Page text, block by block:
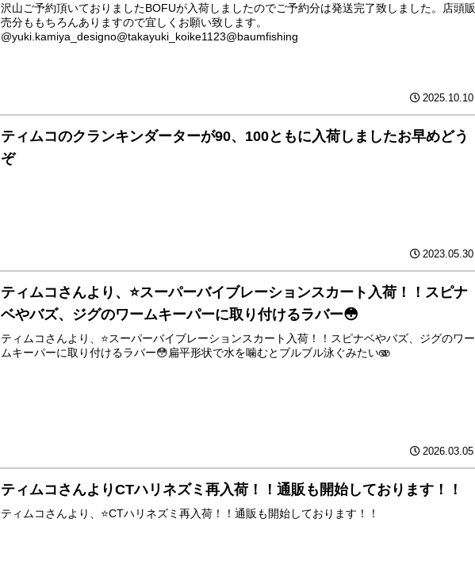
沢山ご予約頂いておりましたBOFUが入荷しましたのでご予約分は発送完了致しました。店頭販
売分ももちろんありますので宜しくお願い致します。
@yuki.kamiya_designo@takayuki_koike1123@baumfishing
2025.10.10
ティムコのクランキンダーターが90、100ともに入荷しました️お早めどう
ぞ
2023.05.30
ティムコさんより、⭐️スーパーバイブレーションスカート入荷！！スピナ
ベやバズ、ジグのワームキーパーに取り付けるラバー😳
ティムコさんより、⭐️スーパーバイブレーションスカート入荷！！スピナベやバズ、ジグのワー
ムキーパーに取り付けるラバー😳扁平形状で水を噛むとブルブル泳ぐみたい🫨
2026.03.05
ティムコさんよりCTハリネズミ再入荷！！通販も開始しております！！
ティムコさんより、⭐️CTハリネズミ再入荷！！通販も開始しております！！